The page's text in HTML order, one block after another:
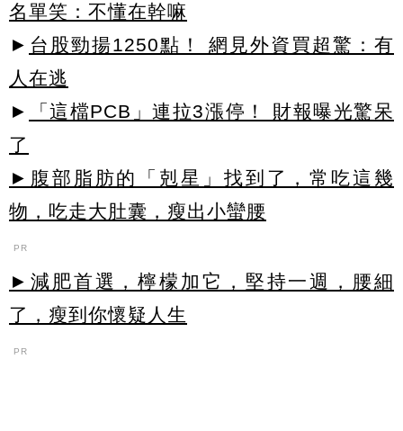
名單笑：不懂在幹嘛
► 台股勁揚1250點！ 網見外資買超驚：有
人在逃
►
「這檔PCB」連拉3漲停！ 財報曝光驚呆
了
►腹部脂肪的「剋星」找到了，常吃這幾
物，吃走大肚囊，瘦出小蠻腰
PR
►減肥首選，檸檬加它，堅持一週，腰細
了，瘦到你懷疑人生
PR